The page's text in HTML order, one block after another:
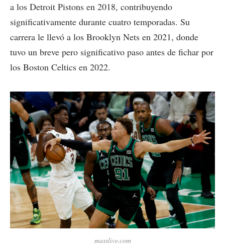
a los Detroit Pistons en 2018, contribuyendo
significativamente durante cuatro temporadas. Su
carrera le llevó a los Brooklyn Nets en 2021, donde
tuvo un breve pero significativo paso antes de fichar por
los Boston Celtics en 2022.
masslive.com